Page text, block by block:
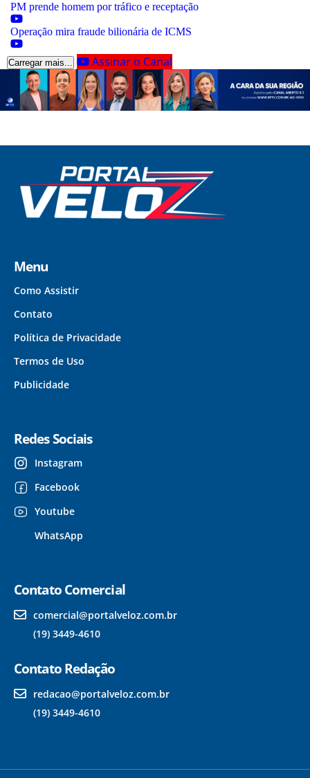
PM prende homem por tráfico e receptação
Operação mira fraude bilionária de ICMS
Carregar mais... Assinar o Canal
Menu
Como Assistir
Contato
Política de Privacidade
Termos de Uso
Publicidade
Redes Sociais
Instagram
Facebook
Youtube
WhatsApp
Contato Comercial
comercial@portalveloz.com.br
(19) 3449-4610
Contato Redação
redacao@portalveloz.com.br
(19) 3449-4610